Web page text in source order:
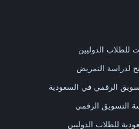
للطلاب الدوليين
لدراسة التمريض
الرقمي في السعودية
التسويق الرقمي
للطلاب الدوليين